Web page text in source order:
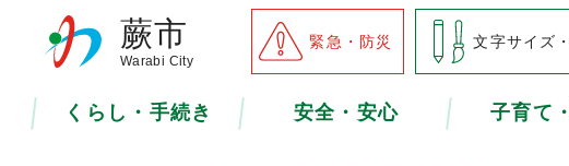
蕨市
Warabi City
緊急・防災 文字サイズ
くらし・手続き 安全・安心 子育て